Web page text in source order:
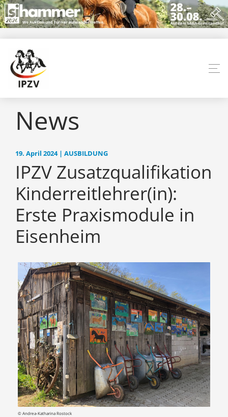
News
19. April 2024 | AUSBILDUNG
IPZV Zusatzqualifikation
Kinderreitlehrer(in):
Erste Praxismodule in
Eisenheim
© Andrea-Katharina Rostock